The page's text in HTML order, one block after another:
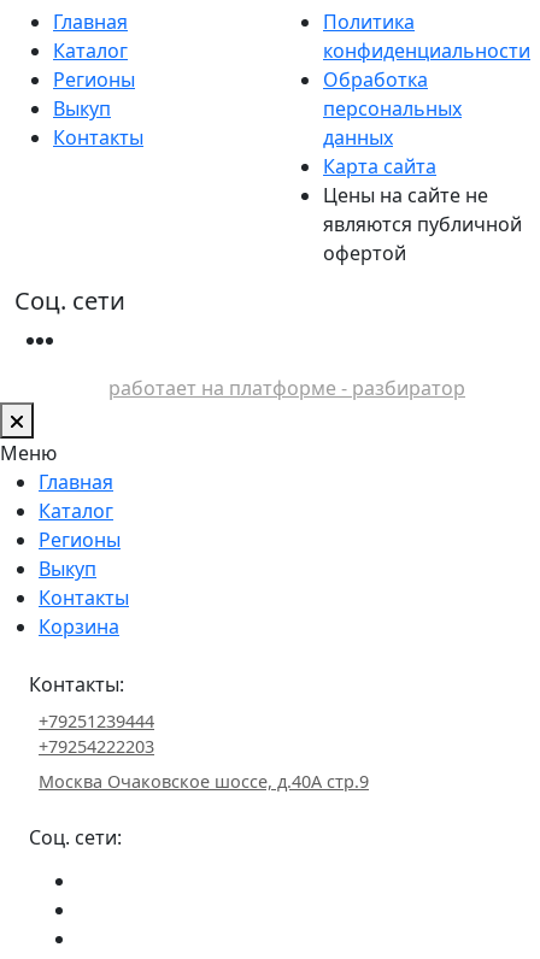
Главная
Каталог
Регионы
Выкуп
Контакты
Политика
конфиденциальности
Обработка
персональных
данных
Карта сайта
Цены на сайте не
являются публичной
офертой
Соц. сети
работает на платформе - разбиратор
Меню
Главная
Каталог
Регионы
Выкуп
Контакты
Корзина
Контакты:
+79251239444
+79254222203
Москва Очаковское шоссе, д.40А стр.9
Соц. сети: